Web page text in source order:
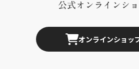
公式オンラインシ
オンラインショッ